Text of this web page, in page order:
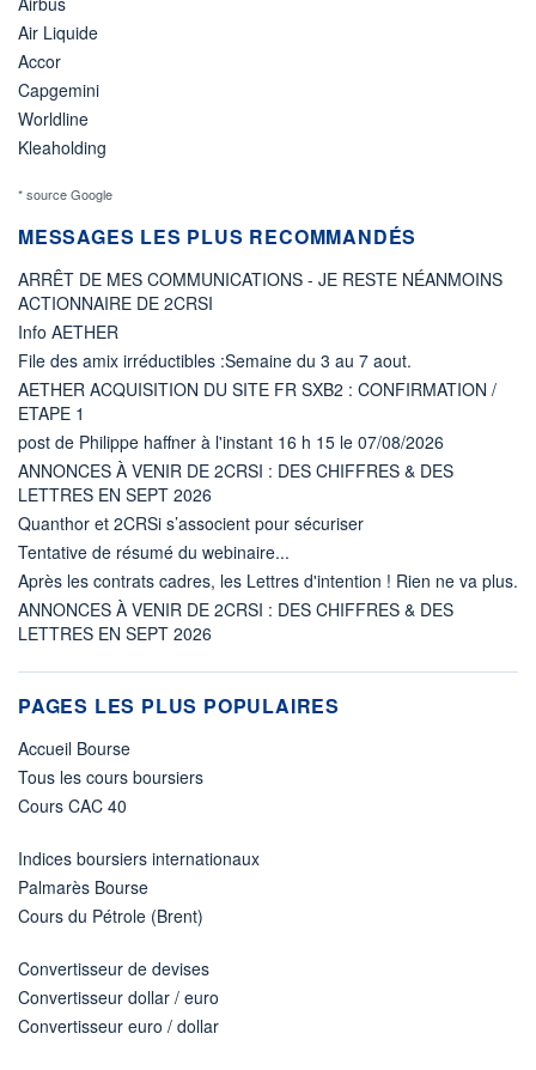
Air Liquide
Accor
Capgemini
Worldline
Kleaholding
* source Google
MESSAGES LES PLUS RECOMMANDÉS
ARRÊT DE MES COMMUNICATIONS - JE RESTE NÉANMOINS
ACTIONNAIRE DE 2CRSI
Info AETHER
File des amix irréductibles :Semaine du 3 au 7 aout.
AETHER ACQUISITION DU SITE FR SXB2 : CONFIRMATION /
ETAPE 1
post de Philippe haffner à l'instant 16 h 15 le 07/08/2026
ANNONCES À VENIR DE 2CRSI : DES CHIFFRES & DES
LETTRES EN SEPT 2026
Quanthor et 2CRSi s’associent pour sécuriser
Tentative de résumé du webinaire...
Après les contrats cadres, les Lettres d'intention ! Rien ne va plus.
ANNONCES À VENIR DE 2CRSI : DES CHIFFRES & DES
LETTRES EN SEPT 2026
PAGES LES PLUS POPULAIRES
Accueil Bourse
Tous les cours boursiers
Cours CAC 40
Indices boursiers internationaux
Palmarès Bourse
Cours du Pétrole (Brent)
Convertisseur de devises
Convertisseur dollar / euro
Convertisseur euro / dollar